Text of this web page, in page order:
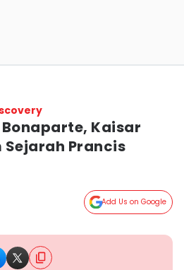
Kaisar
Prancis
Add Us on Google